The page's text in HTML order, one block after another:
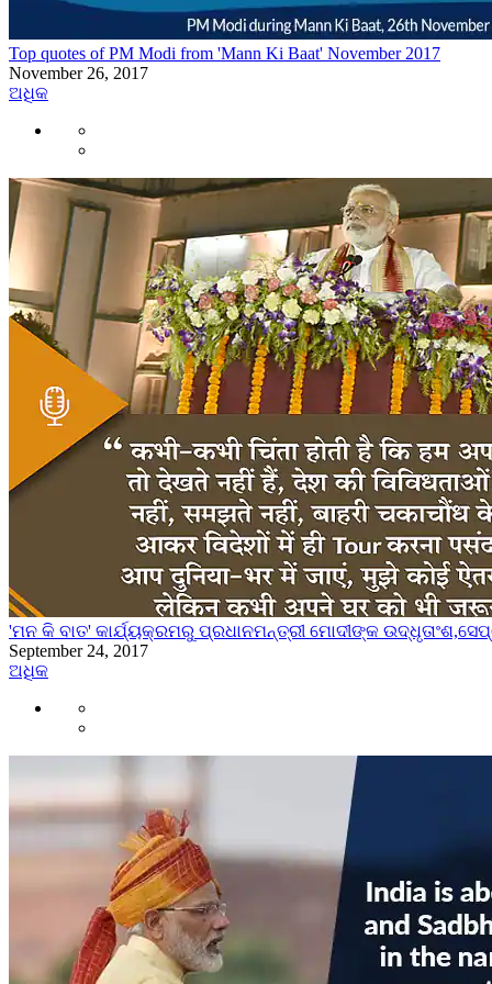
Top quotes of PM Modi from 'Mann Ki Baat' November 2017
November 26, 2017
ଅଧିକ
'ମନ କି ବାତ' କାର୍ଯ୍ୟକ୍ରମରୁ ପ୍ରଧାନମନ୍ତ୍ରୀ ମୋଦୀଙ୍କ
September 24, 2017
ଅଧିକ